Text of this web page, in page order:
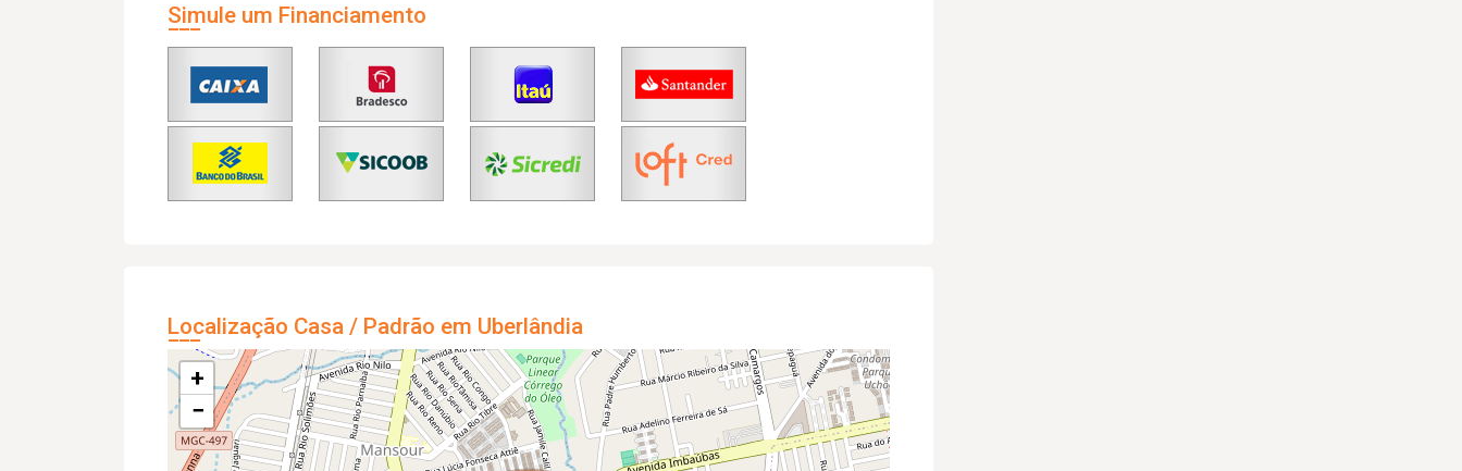
Simule um Financiamento
Localização Casa / Padrão em Uberlândia
+
−